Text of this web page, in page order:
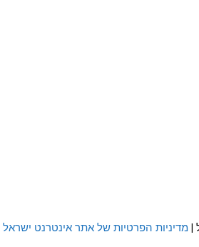
| מדיניות הפרטיות של אתר אינטרנט ישראל